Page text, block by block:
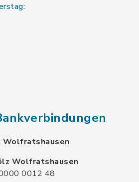
Wolfratshausen
Wolfratshausen
0012 48